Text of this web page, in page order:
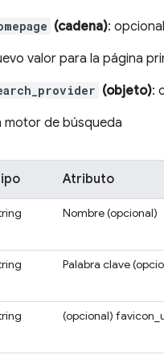
(cadena): opcional
valor para la página
(objeto):
motor de búsqueda
Atributo
Nombre(opcional)
Palabra clave
(opcional)